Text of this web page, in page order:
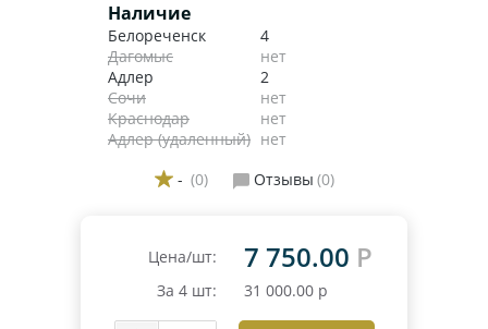
Наличие
Белореченск
4
Дагомыс
нет
Адлер
2
Сочи
нет
Краснодар
нет
Адлер (удаленный) нет
- (0) Отзывы (0)
Цена/шт: 7 750.00 Р
За 4 шт: 31 000.00 р